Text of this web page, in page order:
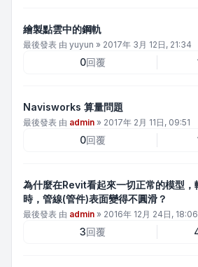
繪製點雲中的鋼軌
最後發表 由 yuyun » 2017年 3月 12日, 21:34
0回覆
Navisworks 算量問題
最後發表 由 admin » 2017年 2月 11日, 09:51
0回覆
為什麼在Revit看起來一切正常的模型
時，管線(管件)表面變得不圓滑？
最後發表 由 admin » 2016年 12月 24日, 18:06
3回覆